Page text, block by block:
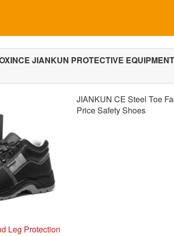
JIANKUN PROTECTIVE EQUIPMENT
JIANKUN CE Steel Toe
Price Safety Shoes
Leg Protection